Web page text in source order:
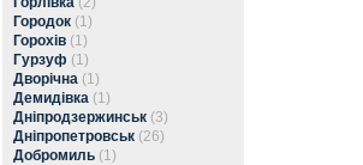
Городок (1)
Горохів (1)
Гурзуф (1)
Дворічна (1)
Демидівка (1)
Дніпродзержинськ (3)
Дніпропетровськ (26)
Добромиль (1)